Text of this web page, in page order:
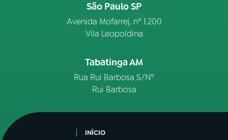
São Paulo SP
Avenida Mofarrej, nº 1.200
Vila Leopoldina
Tabatinga AM
Rua Rui Barbosa S/Nº
Rui Barbosa
INÍCIO